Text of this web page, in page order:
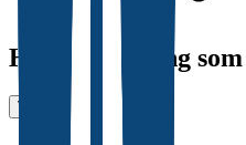
Har du erfaring
Vurder arbeidsplass